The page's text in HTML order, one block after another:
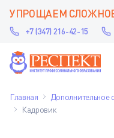
УПРОЩАЕМ
+7 (347) 216-42-15
Главная Дополнительное
Кадровик